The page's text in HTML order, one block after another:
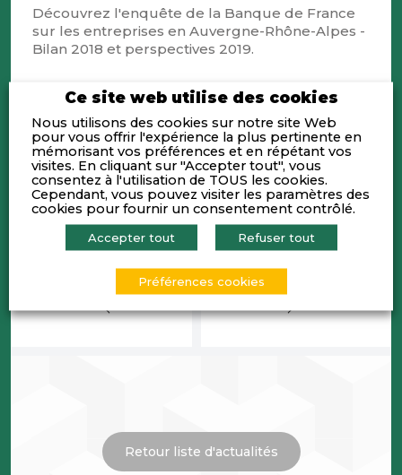
Découvrez l'enquête de la Banque de France
sur les entreprises en Auvergne-Rhône-Alpes -
Bilan 2018 et perspectives 2019.
Retour liste d'actualités
Ce site web utilise des cookies
Nous utilisons des cookies sur notre site Web
pour vous offrir l'expérience la plus pertinente en
mémorisant vos préférences et en répétant vos
visites. En cliquant sur "Accepter tout", vous
consentez à l'utilisation de TOUS les cookies.
Cependant, vous pouvez visiter les paramètres des
cookies pour fournir un consentement contrôlé.
Accepter tout Refuser tout
Préférences cookies